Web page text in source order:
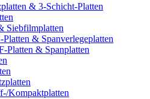
& 3-Schicht-Platten
Siebfilmplatten
& Spanverlegeplatten
Platten & Spanplatten
Kompaktplatten